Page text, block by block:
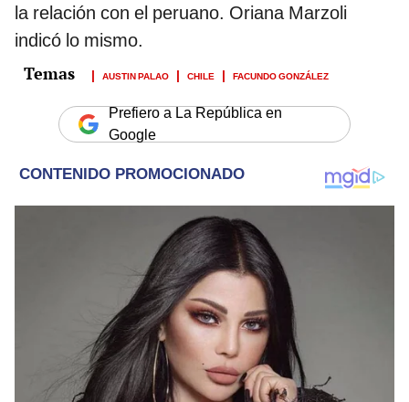
la relación con el peruano. Oriana Marzoli
indicó lo mismo.
AUSTIN PALAO CHILE FACUNDO GONZÁLEZ
Prefiero a La República en
Google